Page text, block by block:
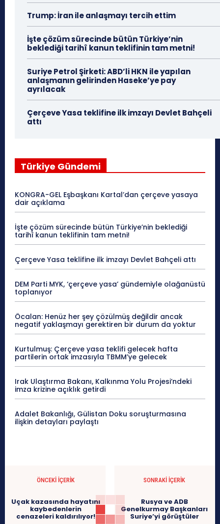
Trump: İran ile anlaşmayı tercih ettim
İşte çözüm sürecinde bütün Türkiye’nin
beklediği tarihî kanun teklifinin tam metni!
Suriye Petrol Şirketi: ABD’li HKN ile yapılan
anlaşmanın gelirinden Haseke’ye pay
ayrılacak
Çerçeve Yasa teklifine ilk imzayı Devlet Bahçeli
attı
Türkiye Gündemi
KONGRA-GEL Eşbaşkanı Kartal’dan çerçeve yasaya
dair açıklama
İşte çözüm sürecinde bütün Türkiye’nin beklediği
tarihî kanun teklifinin tam metni!
Çerçeve Yasa teklifine ilk imzayı Devlet Bahçeli attı
DEM Parti MYK, ‘çerçeve yasa’ gündemiyle olağanüstü
toplanıyor
Öcalan: Henüz her şey çözülmüş değildir ancak
negatif yaklaşmayı gerektiren bir durum da yoktur
Kurtulmuş: Çerçeve yasa teklifi gelecek hafta
partilerin ortak imzasıyla TBMM’ye gelecek
Irak Ulaştırma Bakanı, Kalkınma Yolu Projesi’ndeki
imza krizine açıklık getirdi
Adalet Bakanlığı, Gülistan Doku soruşturmasına
ilişkin detayları paylaştı
ÖNCEKI İÇERIK
Uçak kazasında hayatını
kaybedenlerin
cenazeleri kaldırılıyor!
SONRAKI İÇERIK
Rusya ve ADB
Genelkurmay Başkanları
Suriye’yi görüştüler